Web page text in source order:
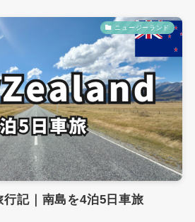
ニュージーランド
記｜南島を4泊5日車旅